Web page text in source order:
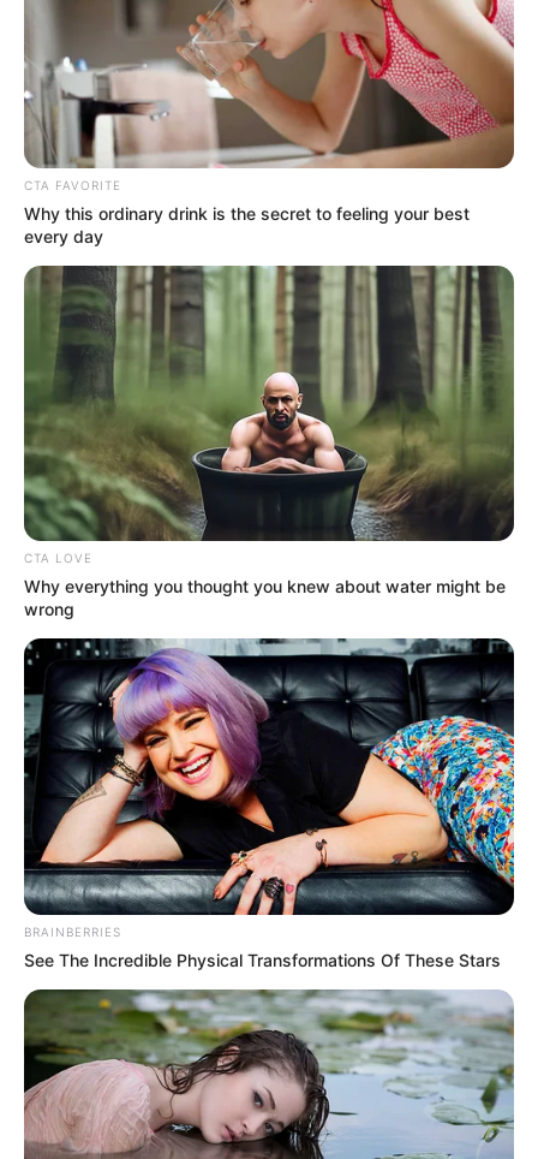
CTA FAVORITE
Why this ordinary drink is the secret to feeling your best
every day
CTA LOVE
Why everything you thought you knew about water might be
wrong
BRAINBERRIES
See The Incredible Physical Transformations Of These Stars